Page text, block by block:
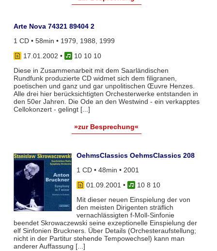
Arte Nova 74321 89404 2
1 CD • 58min • 1979, 1988, 1999
17.01.2002 •
10 10 10
Diese in Zusammenarbeit mit dem Saarländischen
Rundfunk produzierte CD widmet sich dem filigranen,
poetischen und ganz und gar unpolitischen Œuvre Henzes.
Alle drei hier berücksichtigten Orchesterwerke entstanden in
den 50er Jahren. Die Ode an den Westwind - ein verkapptes
Cellokonzert - gelingt [...]
»zur Besprechung«
OehmsClassics OehmsClassics 208
1 CD • 48min • 2001
01.09.2001 •
10 8 10
Mit dieser neuen Einspielung der von
den meisten Dirigenten sträflich
vernachlässigten f-Moll-Sinfonie
beendet Skrowaczewski seine exzeptionelle Einspielung der
elf Sinfonien Bruckners. Über Details (Orchesteraufstellung;
nicht in der Partitur stehende Tempowechsel) kann man
anderer Auffassung [...]